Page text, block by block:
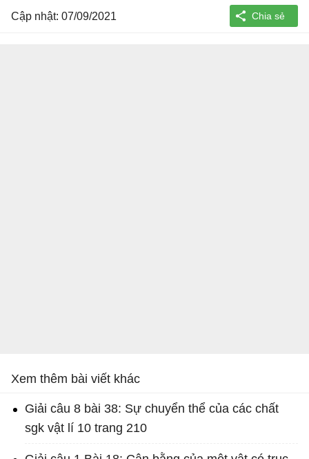
Cập nhật: 07/09/2021
Xem thêm bài viết khác
Giải câu 8 bài 38: Sự chuyển thể của các chất
sgk vật lí 10 trang 210